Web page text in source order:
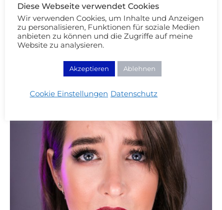
Diese Webseite verwendet Cookies
Wir verwenden Cookies, um Inhalte und Anzeigen
zu personalisieren, Funktionen für soziale Medien
anbieten zu können und die Zugriffe auf meine
Website zu analysieren.
Akzeptieren Ablehnen
Cookie Einstellungen Datenschutz